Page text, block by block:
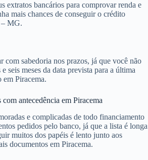
extratos bancários para comprovar renda e
mais chances de conseguir o crédito
– MG.
com sabedoria nos prazos, já que você não
seis meses da data prevista para a última
em Piracema.
antecedência em Piracema
e complicadas de todo financiamento
pedidos pelo banco, já que a lista é longa
muitos dos papéis é lento junto aos
documentos em Piracema.